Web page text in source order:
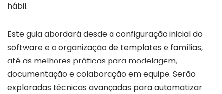
hábil.
Este guia abordará desde a configuração inicial do
software e a organização de templates e famílias,
até as melhores práticas para modelagem,
documentação e colaboração em equipe. Serão
exploradas técnicas avançadas para automatizar